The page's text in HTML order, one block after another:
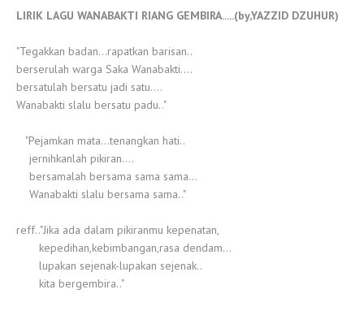
LIRIK LAGU WANABAKTI RIANG GEMBIRA.....(by,YAZZID DZUHUR)
"Tegakkan badan...rapatkan barisan..
berserulah warga Saka Wanabakti....
bersatulah bersatu jadi satu....
Wanabakti slalu bersatu padu.."
"Pejamkan mata...tenangkan hati..
jernihkanlah pikiran....
bersamalah bersama sama sama...
Wanabakti slalu bersama sama.."
reff.."Jika ada dalam pikiranmu kepenatan,
kepedihan,kebimbangan,rasa dendam...
lupakan sejenak-lupakan sejenak..
kita bergembira.."